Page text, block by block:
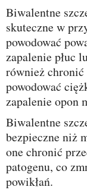
Biwalentne szczepionki są również bardziej
skuteczne w
powodować
zapalenie płuc
również chronić
powodować
zapalenie opon
Biwalentne szczepionki są również bardziej
bezpieczne niż
one chronić
patogenu, co
powikłań.